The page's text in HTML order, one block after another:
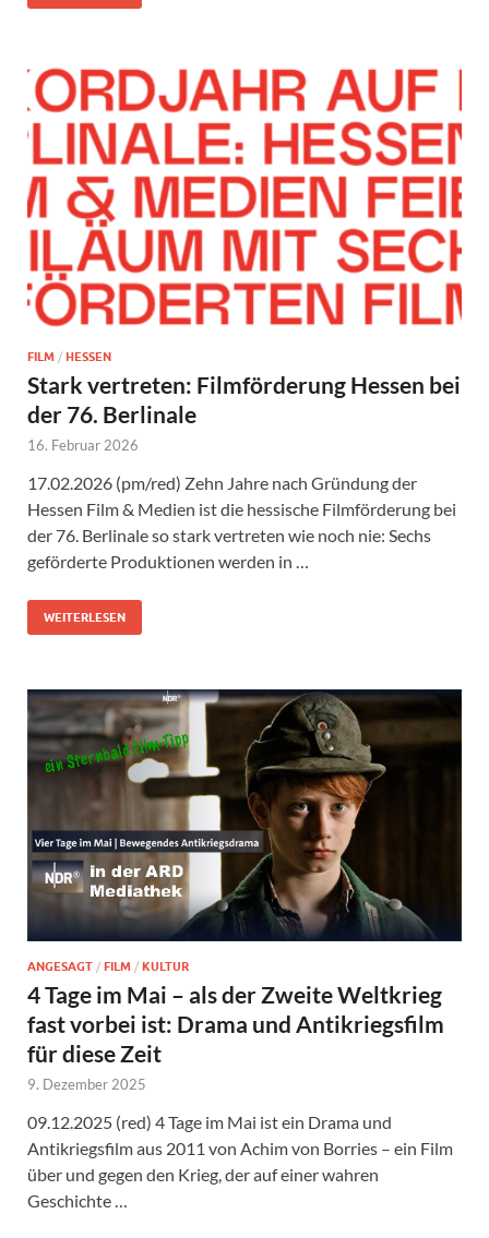
FILM / HESSEN
Stark vertreten: Filmförderung Hessen bei
der 76. Berlinale
16. Februar 2026
17.02.2026 (pm/red) Zehn Jahre nach Gründung der
Hessen Film & Medien ist die hessische Filmförderung bei
der 76. Berlinale so stark vertreten wie noch nie: Sechs
geförderte Produktionen werden in …
WEITERLESEN
ANGESAGT / FILM / KULTUR
4 Tage im Mai – als der Zweite Weltkrieg
fast vorbei ist: Drama und Antikriegsfilm
für diese Zeit
9. Dezember 2025
09.12.2025 (red) 4 Tage im Mai ist ein Drama und
Antikriegsfilm aus 2011 von Achim von Borries – ein Film
über und gegen den Krieg, der auf einer wahren
Geschichte …